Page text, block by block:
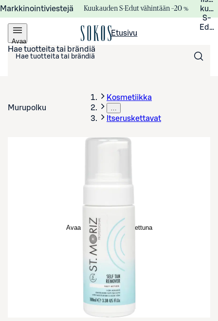
Markkinointiviestejä Kuukauden S-Edut vähintään –20 %
S-
Avaa
valikko
Etusivu
Hae tuotteita tai brändiä
Murupolku
Kosmetiikka
…
Itseruskettavat
Avaa tuotekuva suurennettuna